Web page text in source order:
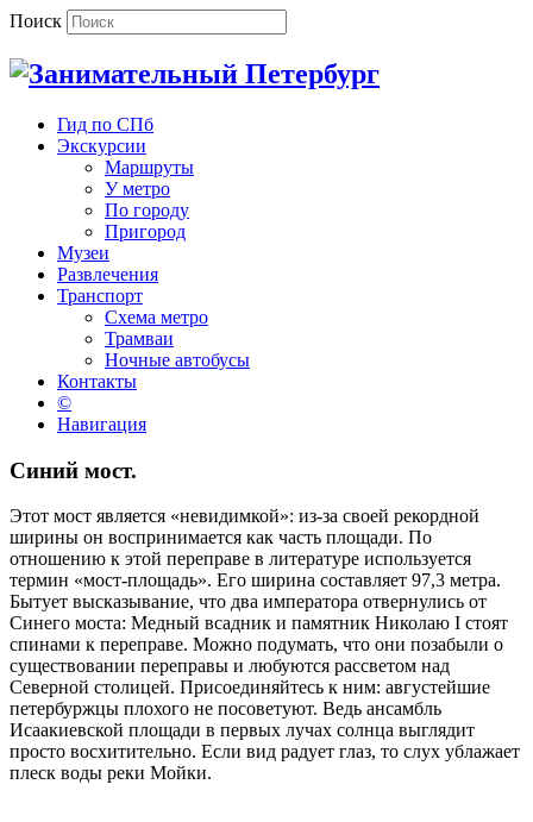
Поиск
Гид по СПб
Экскурсии
Маршруты
У метро
По городу
Пригород
Музеи
Развлечения
Транспорт
Схема метро
Трамваи
Ночные автобусы
Контакты
©
Навигация
Синий мост.
Этот мост является «невидимкой»: из-за своей рекордной
ширины он воспринимается как часть площади. По
отношению к этой переправе в литературе используется
термин «мост-площадь». Его ширина составляет 97,3 метра.
Бытует высказывание, что два императора отвернулись от
Синего моста: Медный всадник и памятник Николаю I стоят
спинами к переправе. Можно подумать, что они позабыли о
существовании переправы и любуются рассветом над
Северной столицей. Присоединяйтесь к ним: августейшие
петербуржцы плохого не посоветуют. Ведь ансамбль
Исаакиевской площади в первых лучах солнца выглядит
просто восхитительно. Если вид радует глаз, то слух ублажает
плеск воды реки Мойки.